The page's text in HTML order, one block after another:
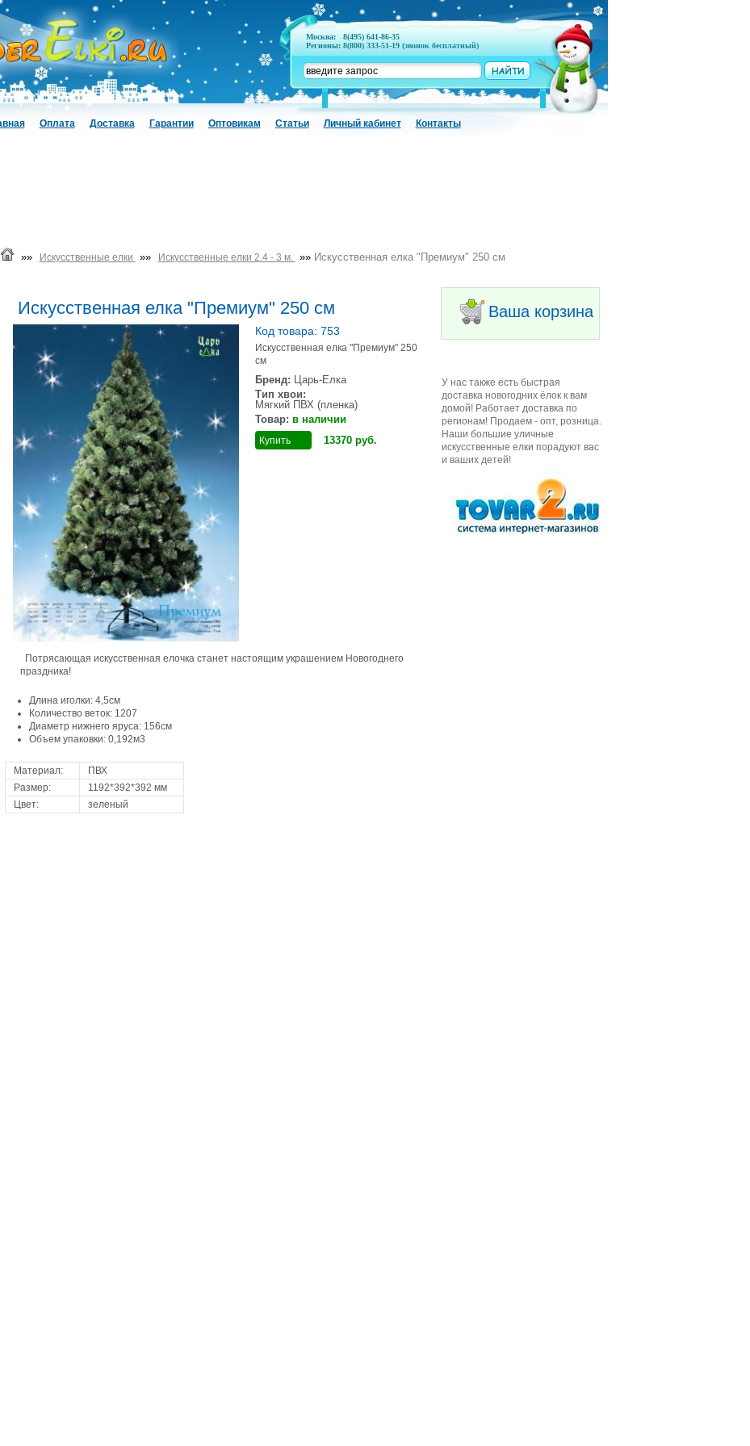
Москва:
8(495) 641-86-35
Регионы: 8(800) 333-51-19 (звонок бесплатный)
Оплата Доставка Гарантии Оптовикам Статьи Личный кабинет Контакты
Ваша корзина
У нас также есть быстрая
доставка новогодних ёлок к вам
домой! Работает доставка по
регионам! Продаем - опт, розница.
Наши большие уличные
искусственные елки порадуют вас
и ваших детей!
»» Искусственные елки »» Искусственные елки 2.4 - 3 м. »» Искусственная елка "Премиум" 250 см
Искусственная елка "Премиум" 250 см
Код товара: 753
Искусственная елка "Премиум" 250
см
Бренд: Царь-Елка
Тип хвои:
Мягкий ПВХ (пленка)
Товар: в наличии
Купить 13370 руб.
Потрясающая искусственная елочка станет настоящим украшением Новогоднего
праздника!
Длина иголки: 4,5см
Количество веток: 1207
Диаметр нижнего яруса: 156см
Объем упаковки: 0,192м3
Материал:
ПВХ
Размер:
1192*392*392 мм
Цвет:
зеленый